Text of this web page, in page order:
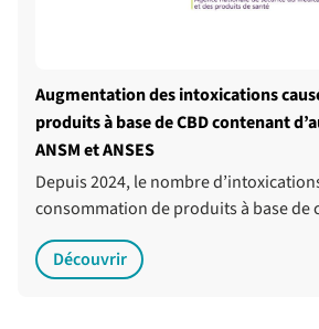
Augmentation des intoxications
produits à base de CBD contenant
ANSM et ANSES
Depuis 2024, le nombre
consommation de produits à base
Découvrir